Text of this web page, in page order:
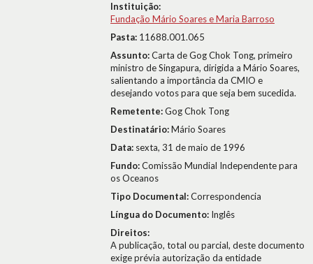
Instituição:
Fundação Mário Soares e Maria Barroso
Pasta: 11688.001.065
Assunto:Carta de Gog Chok Tong, primeiro
ministro de Singapura, dirigida a Mário Soares,
salientando a importância da CMIO e
desejando votos para que seja bem sucedida.
Remetente:Gog Chok Tong
Destinatário:Mário Soares
Data: sexta, 31 de maio de 1996
Fundo:Comissão Mundial Independente para
os Oceanos
Tipo Documental:Correspondencia
Língua do Documento: Inglês
Direitos:
A publicação, total ou parcial, deste documento
exige prévia autorização da entidade